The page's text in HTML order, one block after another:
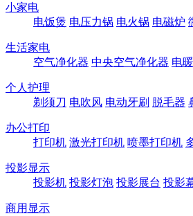
小家电
电饭煲 电压力锅 电火锅 电磁炉
生活家电
空气净化器 中央空气净化器 电
个人护理
剃须刀 电吹风 电动牙刷 脱毛器
办公打印
打印机 激光打印机 喷墨打印机
投影显示
投影机 投影灯泡 投影展台 投影
商用显示